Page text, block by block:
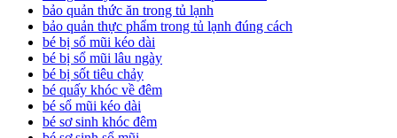
bảo quản thức ăn trong tủ lạnh
bảo quản thực phẩm trong tủ lạnh đúng cách
bé bị sổ mũi kéo dài
bé bị sổ mũi lâu ngày
bé bị sốt tiêu chảy
bé quấy khóc về đêm
bé sổ mũi kéo dài
bé sơ sinh khóc đêm